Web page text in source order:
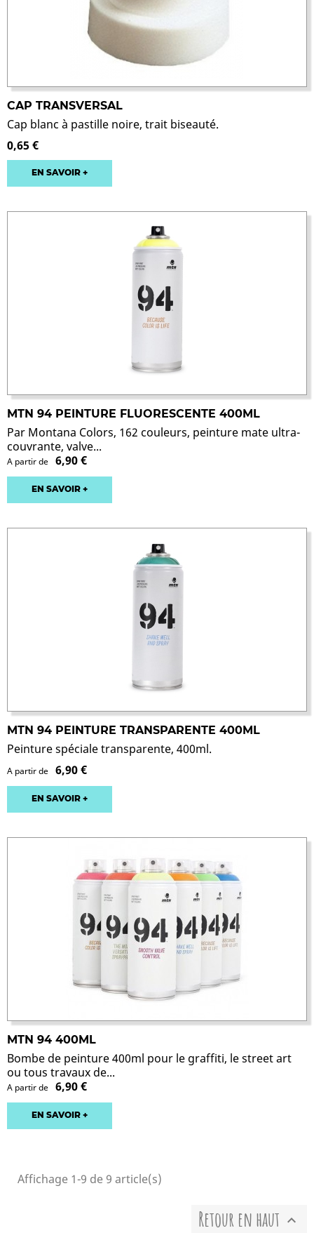
CAP TRANSVERSAL
Cap blanc à pastille noire, trait biseauté.
0,65 €
EN SAVOIR +
MTN 94 PEINTURE FLUORESCENTE 400ML
Par Montana Colors, 162 couleurs, peinture mate ultra-
couvrante, valve...
A partir de 6,90 €
EN SAVOIR +
MTN 94 PEINTURE TRANSPARENTE 400ML
Peinture spéciale transparente, 400ml.
A partir de 6,90 €
EN SAVOIR +
MTN 94 400ML
Bombe de peinture 400ml pour le graffiti, le street art
ou tous travaux de...
A partir de 6,90 €
EN SAVOIR +
Affichage 1-9 de 9 article(s)
Retour en haut 